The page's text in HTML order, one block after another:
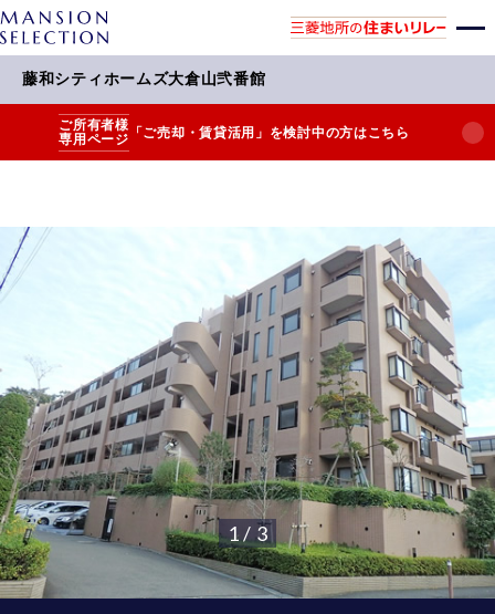
藤和シティホームズ大倉山弐番館
ご所有者様
専用ページ 「ご売却・賃貸活用」を検討中の方はこちら
1 / 3